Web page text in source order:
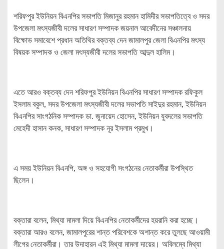
শরিফপুর ইউনিয়ন বিএনপির সভাপতি মিজানুর রহমান হামিদীর সভাপতিত্বে ও সদর
উপজেলা মৎস্যজীবী দলের সাধারণ সম্পাদক জয়নাল আবেদীনের সঞ্চালনায়
বিক্ষোভ সমাবেশে প্রধান অতিথির বক্তব্য দেন জামালপুর জেলা বিএনপির মৎস্য
বিষয়ক সম্পাদক ও জেলা মৎস্যজীবী দলের সভাপতি আব্দুল হালিম।
এতে আরও বক্তব্য দেন শরিফপুর ইউনিয়ন বিএনপির সাধারণ সম্পাদক রফিকুল
ইসলাম বকুল, সদর উপজেলা মৎস্যজীবী দলের সভাপতি সাইদুর রহমান, ইউনিয়ন
বিএনপির সাংগঠনিক সম্পাদক ডা. জুনায়েদ হোসেন, ইউনিয়ন যুবদলের সভাপতি
মেহেদী হাসান কনক, সাধারণ সম্পাদক নূর ইসলাম প্রমুখ।
এ সময় ইউনিয়ন বিএনপি, অঙ্গ ও সহযোগী সংগঠনের নেতাকর্মীরা উপস্থিত
ছিলেন।
বক্তারা বলেন, মিথ্যা মামলা দিয়ে বিএনপির নেতাকর্মীদের হয়রানি করা হচ্ছে।
বক্তারা আরও বলেন, জামালপুরের শান্ত পরিবেশকে অশান্ত করে তুলছে আওয়ামী
লীগের নেতাকর্মীরা। তার উদাহারন এই মিথ্যা মামলা দায়ের। অবিলম্বে মিথ্যা